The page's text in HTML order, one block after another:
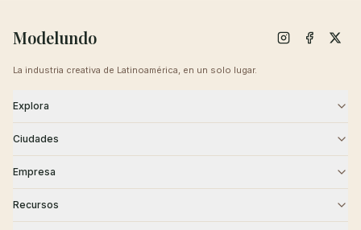
Modelundo
La industria creativa de Latinoamérica, en un solo lugar.
Explora
Castings Creativos
Ciudades
Monterrey Puebla
Empresa
Contacto Carreras
Recursos